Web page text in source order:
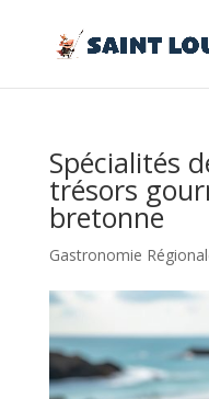
Spécialités
trésors
bretonne
Gastronomie